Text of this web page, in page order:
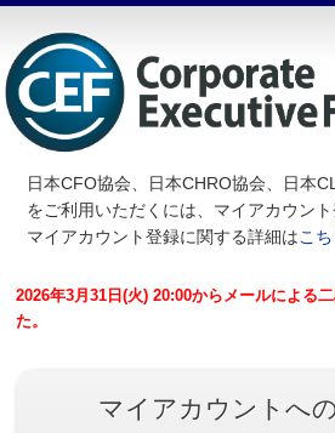
日本CFO協会、日本CHRO協会、日本
をご利用いただくには、マイアカウント
マイアカウント登録に関する詳細はこち
2026年3月31日(火) 20:00からメールによる
た。
マイアカウントへ